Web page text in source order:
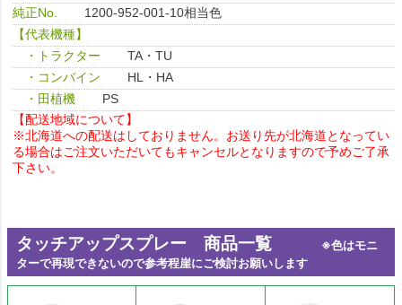
純正No.
1200-952-001-10相当色
【代表機種】
・トラクター
TA・TU
・コンバイン
HL・HA
・田植機
PS
【配送地域について】
※北海道への配送はしておりません。お送り先が北海道となってい
る場合はご注文いただいてもキャンセルとなりますので予めご了承
下さい。